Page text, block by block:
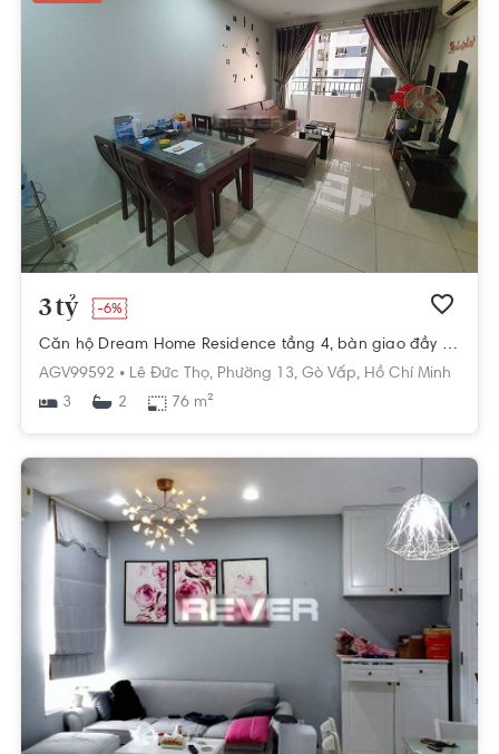
3 tỷ -6%
Căn hộ Dream Home Residence tầng 4, bàn giao đầy đủ nội thất.
AGV99592 • Lê Đức Thọ, Phường 13, Gò Vấp, Hồ Chí Minh
3
2 76 m²